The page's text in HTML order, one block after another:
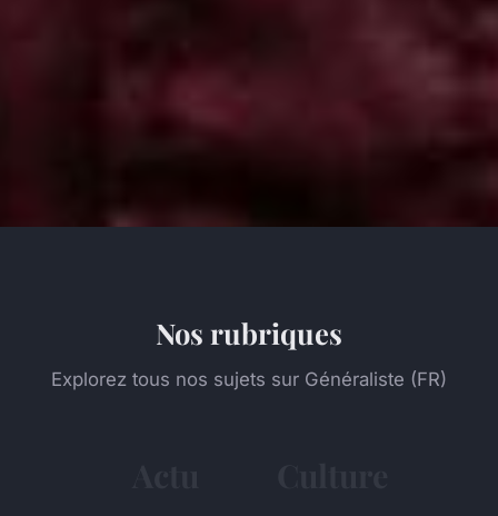
Nos rubriques
Explorez tous nos sujets sur Généraliste (FR)